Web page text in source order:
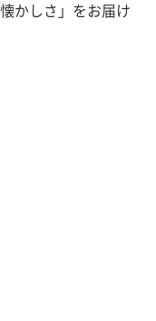
かしさ」をお届け